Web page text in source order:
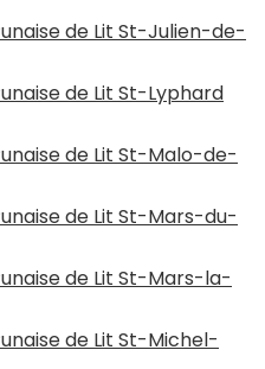
de Lit St-Julien-de-
de Lit St-Lyphard
de Lit St-Malo-de-
de Lit St-Mars-du-
de Lit St-Mars-la-
de Lit St-Michel-